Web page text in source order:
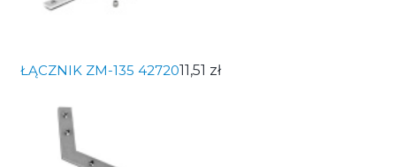
ŁĄCZNIK ZM-135 4272011,51 zł